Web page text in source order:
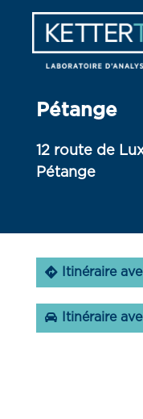
Pétange
12 route de
Pétange
Itinéraire
Itinéraire